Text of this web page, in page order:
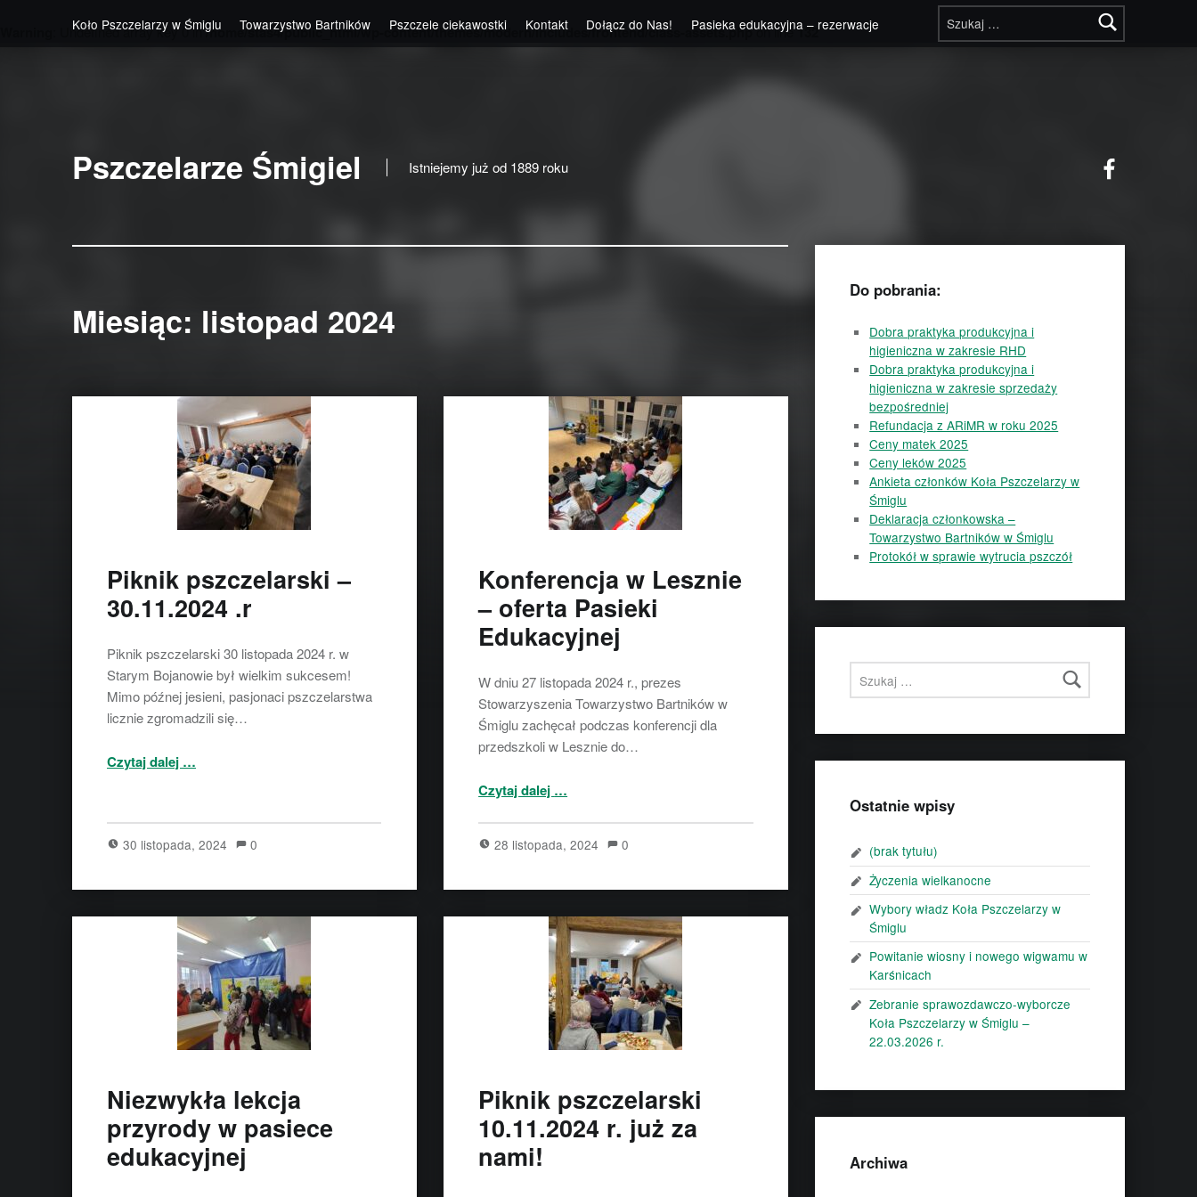
: Undefined array key 0 in/home/stas4/public_html/wp-content/themes/modern/includes/frontend/class-assets.phpon line132
Szukaj:
Koło Pszczelarzy w Śmiglu
Towarzystwo Bartników Pszczele ciekawostki Kontakt Dołącz do Nas! Pasieka edukacyjna – rezerwacje
Pszczelarze Śmigiel Istniejemy już od 1889 roku
Miesiąc: listopad 2024
Piknik pszczelarski –
30.11.2024 .r
Piknik pszczelarski 30 listopada 2024 r. w
Starym Bojanowie był wielkim sukcesem!
Mimo późnej jesieni, pasjonaci pszczelarstwa
licznie zgromadzili się…
Czytaj dalej …
30 listopada, 2024 0
Konferencja w Lesznie
– oferta Pasieki
Edukacyjnej
W dniu 27 listopada 2024 r., prezes
Stowarzyszenia Towarzystwo Bartników w
Śmiglu zachęcał podczas konferencji dla
przedszkoli w Lesznie do…
Czytaj dalej …
28 listopada, 2024 0
Niezwykła lekcja
przyrody w pasiece
edukacyjnej
Piknik pszczelarski
10.11.2024 r. już za
nami!
Do pobrania:
Dobra praktyka produkcyjna i
higieniczna w zakresie RHD
Dobra praktyka produkcyjna i
higieniczna w zakresie sprzedaży
bezpośredniej
Refundacja z ARiMR w roku 2025
Ceny matek 2025
Ceny leków 2025
Ankieta członków Koła Pszczelarzy w
Śmiglu
Deklaracja członkowska –
Towarzystwo Bartników w Śmiglu
Protokół w sprawie wytrucia pszczół
Szukaj:
Ostatnie wpisy
(brak tytułu)
Życzenia wielkanocne
Wybory władz Koła Pszczelarzy w
Śmiglu
Powitanie wiosny i nowego wigwamu w
Karśnicach
Zebranie sprawozdawczo-wyborcze
Koła Pszczelarzy w Śmiglu –
22.03.2026 r.
Archiwa